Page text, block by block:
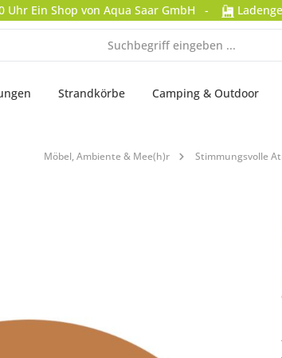
Uhr Ein Shop von Aqua Saar GmbH -
Strandkörbe Camping & Outdoor
Möbel, Ambiente & Mee(h)r Stimmungsvolle